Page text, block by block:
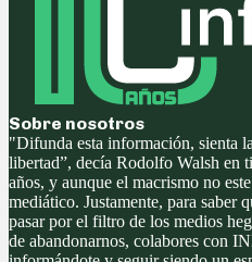
Sobre nosotros
"Difunda esta información, sienta
libertad”, decía Rodolfo Walsh en
años, y aunque el macrismo no
mediático. Justamente, para saber
pasar por el filtro de los medios
de abandonarnos, colabores con